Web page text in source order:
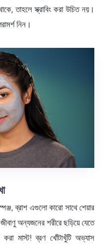
তাহলে স্ক্রাবিং করা উচিত নয়।
নিন।
ব্রাশ এগুলো কারো সাথে শেয়ার
অন্যজনের শরীরে ছড়িয়ে যেতে
মাস্ট! ব্রণ খোঁটাখুঁটি অভ্যাস